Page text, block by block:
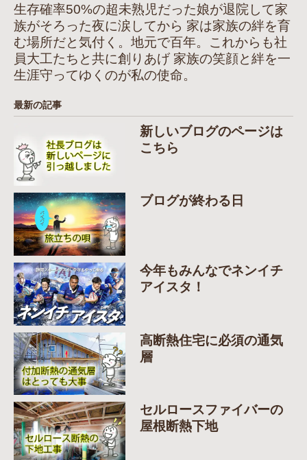
生存確率50%の超未熟児だった娘が退院して家
族がそろった夜に涙してから 家は家族の絆を育
む場所だと気付く。地元で百年。これからも社
員大工たちと共に創りあげ 家族の笑顔と絆を一
生涯守ってゆくのが私の使命。
最新の記事
新しいブログのページは
こちら
ブログが終わる日
今年もみんなでネンイチ
アイスタ！
高断熱住宅に必須の通気
層
セルロースファイバーの
屋根断熱下地